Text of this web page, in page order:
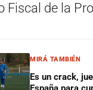
Fiscal de la
MIRÁ TAMBIÉN
Es un crack,